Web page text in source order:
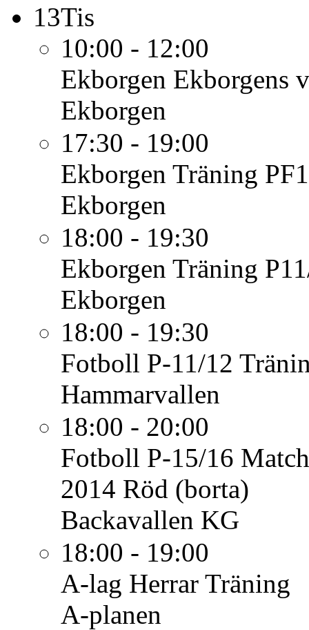
13Tis
10:00 - 12:00
Ekborgen Ekborgens
Ekborgen
17:30 - 19:00
Ekborgen Träning
Ekborgen
18:00 - 19:30
Ekborgen Träning
Ekborgen
18:00 - 19:30
Fotboll P-11/12
Hammarvallen
18:00 - 20:00
Fotboll P-15/16
2014 Röd (borta)
Backavallen KG
18:00 - 19:00
A-lag Herrar Träning
A-planen